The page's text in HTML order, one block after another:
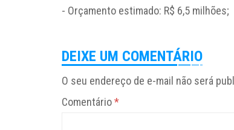
- Orçamento estimado: R$ 6,5 milhões;
DEIXE UM COMENTÁRIO
O seu endereço de e-mail não será
Comentário*